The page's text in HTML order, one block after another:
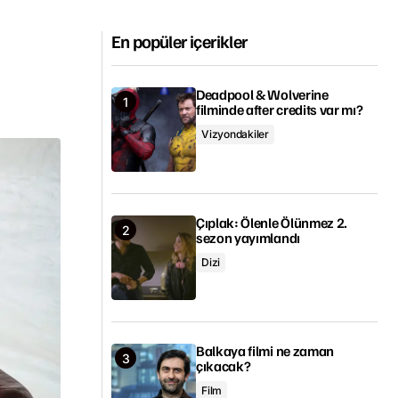
En popüler içerikler
Deadpool & Wolverine
filminde after credits var mı?
Vizyondakiler
Çıplak: Ölenle Ölünmez 2.
sezon yayımlandı
Dizi
Balkaya filmi ne zaman
çıkacak?
Film